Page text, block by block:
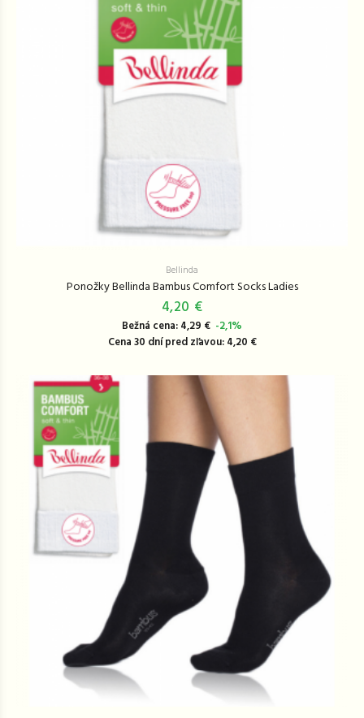
Bellinda
Ponožky Bellinda Bambus Comfort Socks Ladies
4,20 €
Bežná cena: 4,29 € -2,1%
Cena 30 dní pred zľavou: 4,20 €